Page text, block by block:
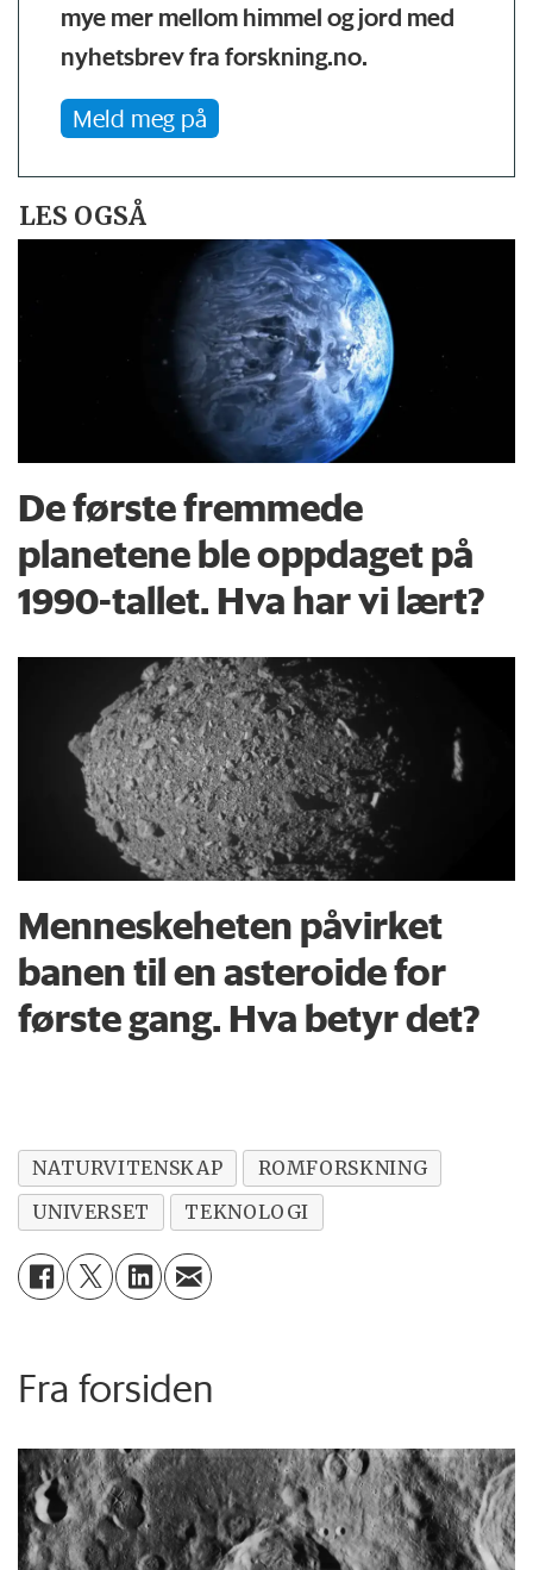
mye mer mellom himmel og jord med
nyhetsbrev fra forskning.no.
Meld meg på
LES OGSÅ
De første fremmede
planetene ble oppdaget på
1990-tallet. Hva har vi lært?
Menneskeheten påvirket
banen til en asteroide for
første gang. Hva betyr det?
NATURVITENSKAP
ROMFORSKNING
UNIVERSET
TEKNOLOGI
Fra forsiden